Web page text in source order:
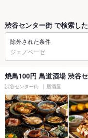
渋谷センター街 で検索し
除外された条件
ジェノベーゼ
焼鳥100円 鳥道酒場 渋谷
渋谷センター街 居酒屋